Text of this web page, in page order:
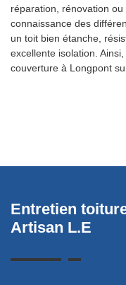
réparation, rénovation
connaissance des
un toit bien étanche,
excellente isolation.
couverture à Longpont
Entretien
Artisan L.E